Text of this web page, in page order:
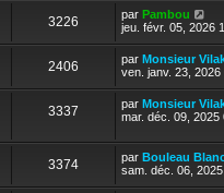
3226 par Pambou
jeu. févr. 05, 2026
2406 par Monsieur
ven. janv. 23, 2026
3337 par Monsieur
mar. déc. 09, 2025
3374 par Bouleau
sam. déc. 06,